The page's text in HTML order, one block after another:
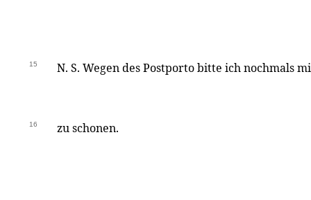
15 N. S. Wegen des Postporto bitte ich nochmals
16 zu schonen.